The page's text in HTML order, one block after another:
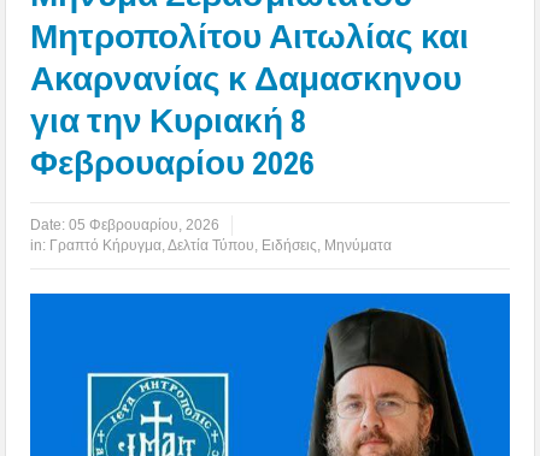
Μητροπολίτου Αιτωλίας και
Ακαρνανίας κ Δαμασκηνου
για την Κυριακή 8
Φεβρουαρίου 2026
Date:05 Φεβρουαρίου, 2026
in: Γραπτό Κήρυγμα ,Δελτία Τύπου Ειδήσεις Μηνύματα